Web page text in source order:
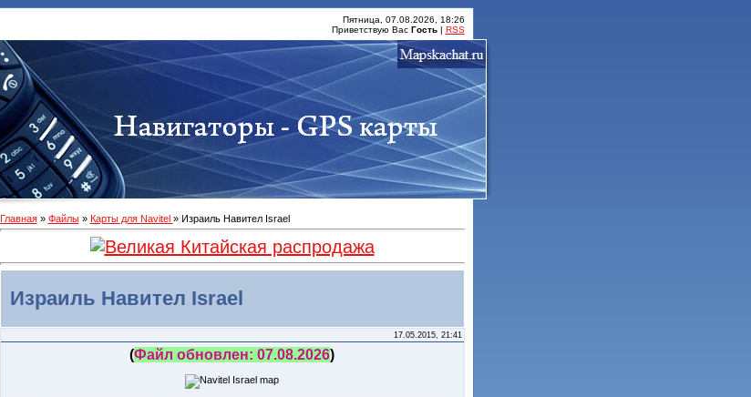
Пятница, 07.08.2026, 18:26
Приветствую Вас Гость| RSS
Главная» Файлы» Карты для Navitel » Израиль Навител Israel
Израиль Навител Israel
17.05.2015, 21:41
(Файл обновлен: 07.08.2026)